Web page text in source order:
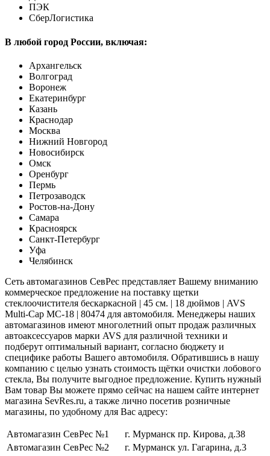
ПЭК
СберЛогистика
В любой город России, включая:
Архангельск
Волгоград
Воронеж
Екатеринбург
Казань
Краснодар
Москва
Нижний Новгород
Новосибирск
Омск
Оренбург
Пермь
Петрозаводск
Ростов-на-Дону
Самара
Красноярск
Санкт-Петербург
Уфа
Челябинск
Сеть автомагазинов СевРес представляет Вашему вниманию
коммерческое предложение на поставку щетки
стеклоочистителя бескаркасной | 45 см. | 18 дюймов | AVS
Multi-Cap MC-18 | 80474 для автомобиля. Менеджеры наших
автомагазинов имеют многолетний опыт продаж различных
автоаксессуаров марки AVS для различной техники и
подберут оптимальный вариант, согласно бюджету и
специфике работы Вашего автомобиля. Обратившись в нашу
компанию с целью узнать стоимость щётки очистки лобового
стекла, Вы получите выгодное предложение. Купить нужный
Вам товар Вы можете прямо сейчас на нашем сайте интернет
магазина SevRes.ru, а также лично посетив розничные
магазины, по удобному для Вас адресу:
Автомагазин СевРес №1
г. Мурманск пр. Кирова, д.38
Автомагазин СевРес №2
г. Мурманск ул. Гагарина, д.3